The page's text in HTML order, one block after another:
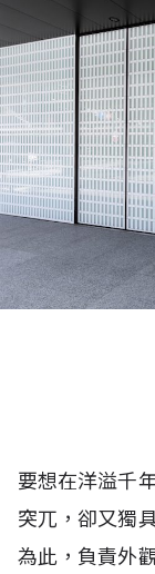
要想在洋溢千
突兀，卻又獨
為此，負責外